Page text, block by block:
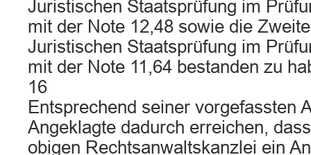
Juristischen Staatsprüfung im
mit der Note 12,48 sowie die
Juristischen Staatsprüfung im
mit der Note 11,64 bestanden zu
16
Entsprechend seiner vorgefassten
Angeklagte dadurch erreichen,
obigen Rechtsanwaltskanzlei ein